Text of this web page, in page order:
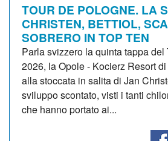
TOUR DE POLOGNE. LA
CHRISTEN, BETTIOL,
SOBRERO IN TOP TEN
Parla svizzero la quinta tappa
2026, la Opole - Kocierz Resort
alla stoccata in salita di Jan
sviluppo scontato, visti i tanti
che hanno portato ai...